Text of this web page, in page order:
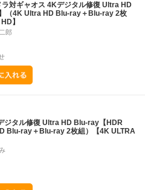
ラ対ギャオス 4Kデジタル修復 Ultra HD
（4K Ultra HD Blu-ray＋Blu-ray 2枚
】
郎
ジタル修復 Ultra HD Blu-ray【HDR
Blu-ray＋Blu-ray 2枚組）【4K ULTRA